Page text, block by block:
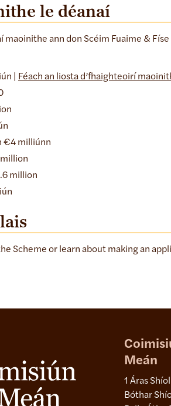
le déanaí
maoinithe ann don Scéim Fuaime &
| Féach an liosta d’fhaighteoirí
€4 milliúnn
million
Scheme or learn about making an
Meán
1 Áras
Bóthar